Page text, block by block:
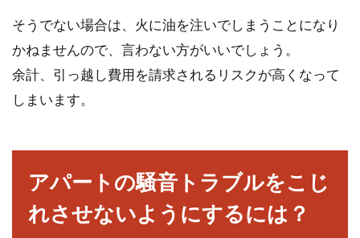
そうでない場合は、火に油を注いでしまうことになり
かねませんので、言わない方がいいでしょう。
余計、引っ越し費用を請求されるリスクが高くなって
しまいます。
アパートの騒音トラブルをこじ
れさせないようにするには？